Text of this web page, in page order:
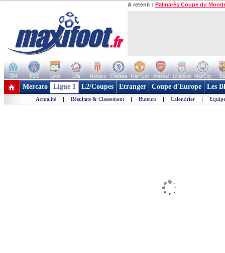
A retenir : Palmarès Coupe du
OM PSG Lyon Lille Monaco Chelsea Man Utd Arsenal Liverpool ManCity
+ de clubs
Mercato Ligue 1 L2/Coupes Etranger Coupe d'Europe Les
Actualité | Résultats & Classement | Buteurs | Calendrier |